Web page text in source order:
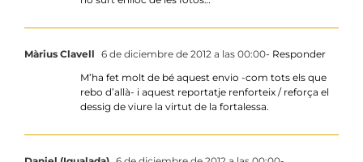
Màrius Clavell 6 de diciembre de 2012 a las 00:00- Responder
M’ha fet molt de bé aquest envio -com tots els que
rebo d’allà- i aquest reportatje renforteix / reforça el
dessig de viure la virtut de la fortalessa.